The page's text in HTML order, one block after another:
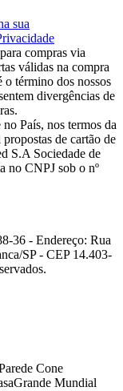
sua
compras via
válidas na compra
o término dos nossos
divergências de
País, nos termos da
de cartão de
S.A Sociedade de
no CNPJ sob o nº
36 - Endereço: Rua
SP - CEP 14.403-
Cone
Mundial